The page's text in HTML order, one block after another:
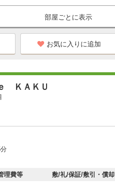
部屋ごとに表示
お気に入りに追加
ＫＡＫＵ
理費等 敷/礼/保証/敷引・償却